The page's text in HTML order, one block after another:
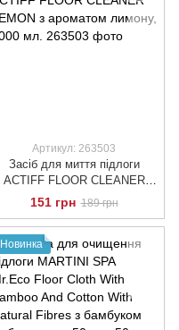
Артикул: 263503
Засіб для миття підлоги
ACTIFF FLOOR CLEANER
LEMON з ароматом лимону,
1000 мл.
151 грн 189 грн
Новинка